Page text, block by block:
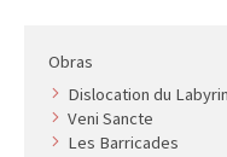
Obras
Dislocation du
Veni Sancte
Les Barricades